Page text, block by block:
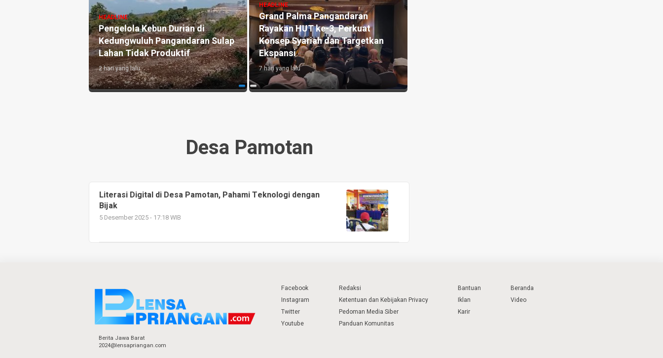
HEADLINE
Pengelola Kebun Durian di
Kedungwuluh Pangandaran Sulap
Lahan Tidak Produktif ‎
2 hari yang lalu
HEADLINE
Grand Palma Pangandaran
Rayakan HUT ke-3, Perkuat
Konsep Syariah dan Targetkan
Ekspansi
7 hari yang lalu
Desa Pamotan
Literasi Digital di Desa Pamotan, Pahami Teknologi dengan
Bijak
5 Desember 2025 - 17:18 WIB
Berita Jawa Barat
2024@lensapriangan.com
Facebook
Instagram
Twitter
Youtube
Redaksi
Ketentuan dan Kebijakan Privacy
Pedoman Media Siber
Panduan Komunitas
Bantuan
Iklan
Karir
Beranda
Video